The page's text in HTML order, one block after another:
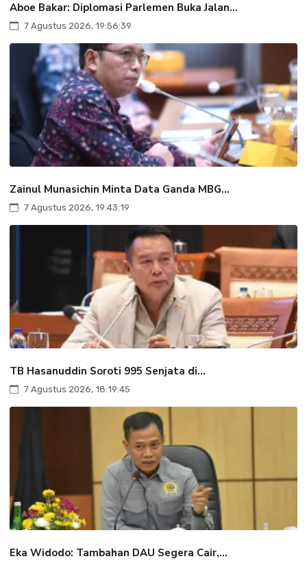
Aboe Bakar: Diplomasi Parlemen Buka Jalan...
7 Agustus 2026, 19:56:39
Zainul Munasichin Minta Data Ganda MBG...
7 Agustus 2026, 19:43:19
TB Hasanuddin Soroti 995 Senjata di...
7 Agustus 2026, 18:19:45
Eka Widodo: Tambahan DAU Segera Cair,...